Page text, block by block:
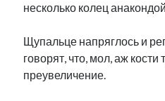
несколько колец
Щупальце напряглось и
говорят, что, мол, аж
преувеличение.